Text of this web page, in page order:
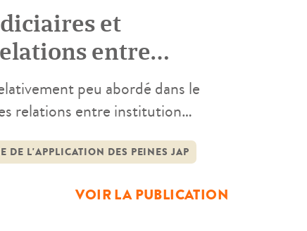
et
entre
pénitentiaire
peu abordé dans le
relations entre institution
les services
DE L'APPLICATION DES PEINES JAP
VOIR LA PUBLICATION